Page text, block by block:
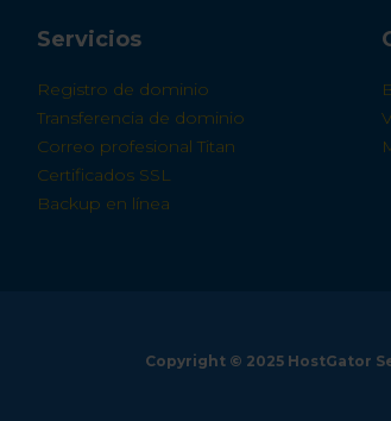
Servicios
Registro de dominio
Transferencia de dominio
Correo profesional Titan
Certificados SSL
Backup en línea
Copyright © 2025 HostGator